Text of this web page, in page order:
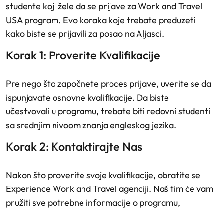
studente koji žele da se prijave za Work and Travel
USA program. Evo koraka koje trebate preduzeti
kako biste se prijavili za posao na Aljasci.
Korak 1: Proverite Kvalifikacije
Pre nego što započnete proces prijave, uverite se da
ispunjavate osnovne kvalifikacije. Da biste
učestvovali u programu, trebate biti redovni studenti
sa srednjim nivoom znanja engleskog jezika.
Korak 2: Kontaktirajte Nas
Nakon što proverite svoje kvalifikacije, obratite se
Experience Work and Travel agenciji. Naš tim će vam
pružiti sve potrebne informacije o programu,